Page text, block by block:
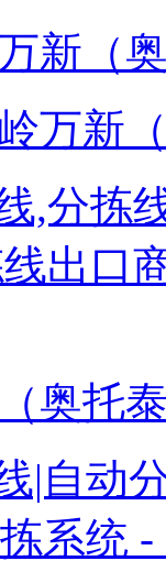
新（
万新
,分拣
出口
奥托
|自动
系统